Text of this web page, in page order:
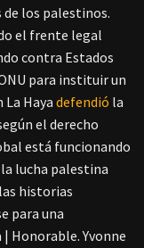
los palestinos.
el frente legal
contra Estados
para instituir un
Haya defendió la
el derecho
está funcionando
lucha palestina
historias
para una
Honorable. Yvonne